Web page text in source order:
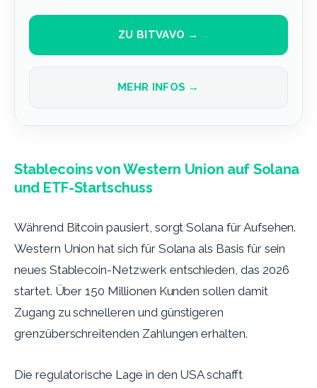
ZU BITVAVO →
MEHR INFOS →
Stablecoins von Western Union auf Solana
und ETF-Startschuss
Während Bitcoin pausiert, sorgt Solana für Aufsehen.
Western Union hat sich für Solana als Basis für sein
neues Stablecoin-Netzwerk entschieden, das 2026
startet. Über 150 Millionen Kunden sollen damit
Zugang zu schnelleren und günstigeren
grenzüberschreitenden Zahlungen erhalten.
Die regulatorische Lage in den USA schafft